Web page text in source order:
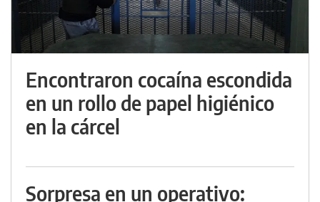
Encontraron cocaína escondida
en un rollo de papel higiénico
en la cárcel
Sorpresa en un operativo: